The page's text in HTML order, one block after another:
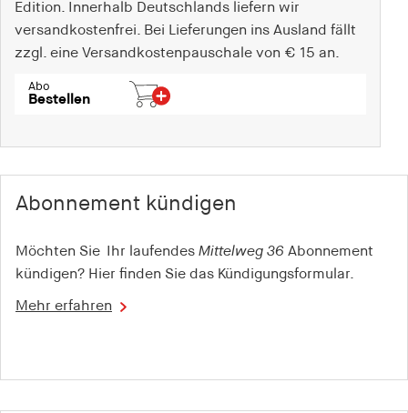
Edition. Innerhalb Deutschlands liefern wir
versandkostenfrei. Bei Lieferungen ins Ausland fällt
zzgl. eine Versandkostenpauschale von € 15 an.
Abo
Bestellen
Abonnement kündigen
Möchten Sie Ihr laufendes Mittelweg 36 Abonnement
kündigen? Hier finden Sie das Kündigungsformular.
Mehr erfahren